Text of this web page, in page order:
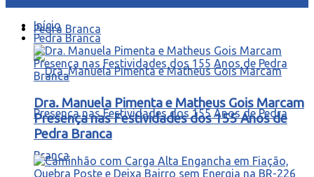
Pedra Branca
Início
Pedra Branca
Dra. Manuela Pimenta e Matheus Gois Marcam
Presença nas Festividades dos 155 Anos de
Pedra Branca